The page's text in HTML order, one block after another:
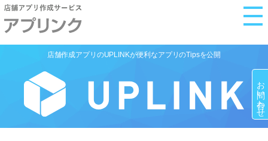
M
お問い合わせ
店舗作成アプリのUPLINKが便利なアプリのTipsを公開